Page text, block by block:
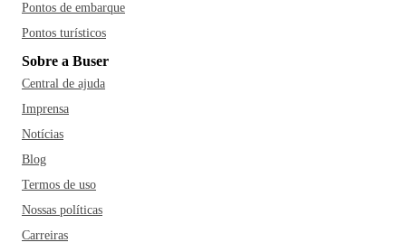
Pontos de embarque
Pontos turísticos
Sobre a Buser
Central de ajuda
Imprensa
Notícias
Blog
Termos de uso
Nossas políticas
Carreiras